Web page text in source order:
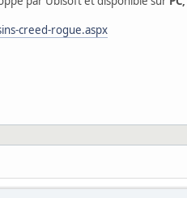
creed-rogue.aspx